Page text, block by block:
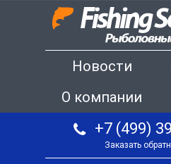
Новости
О компании
+7 (499)
Заказать